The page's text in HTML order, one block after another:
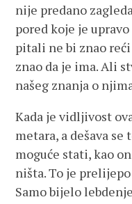
nije predano
pored koje je
pitali ne bi znao
znao da je ima. Ali
našeg znanja o
Kada je vidljivost
metara, a dešava se
moguće stati, kao
ništa. To je
Samo bijelo